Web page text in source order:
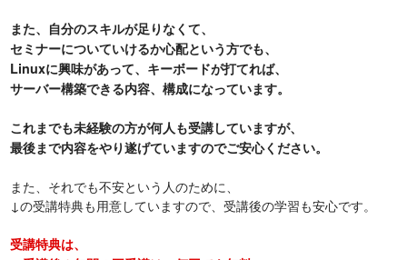
また、自分のスキルが足りなくて、
セミナーについていけるか心配という方でも、
Linuxに興味があって、キーボードが打てれば、
サーバー構築できる内容、構成になっています。
これまでも未経験の方が何人も受講していますが、
最後まで内容をやり遂げていますのでご安心ください。
また、それでも不安という人のために、
↓の受講特典も用意していますので、受講後の学習も安心です。
受講特典は、